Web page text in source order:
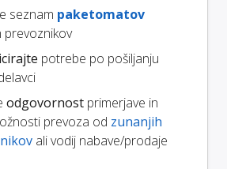
seznam paketomatov
prevoznikov
potrebe po pošiljanju
odgovornost primerjave in
prevoza od zunanjih
ali vodij nabave/prodaje